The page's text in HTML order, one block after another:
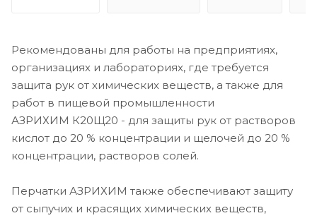
Рекомендованы для работы на предприятиях,
организациях и лабораториях, где требуется
защита рук от химических веществ, а также для
работ в пищевой промышленности
АЗРИХИМ К20Щ20 - для защиты рук от растворов
кислот до 20 % концентрации и щелочей до 20 %
концентрации, растворов солей.
Перчатки АЗРИХИМ также обеспечивают защиту
от сыпучих и красящих химических веществ,